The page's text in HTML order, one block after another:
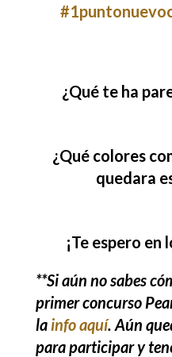
¿Qué te ha
¿Qué colores
quedara
¡Te espero
**Si aún no sabes
primer concurso
la info aquí. Aún
para participar y